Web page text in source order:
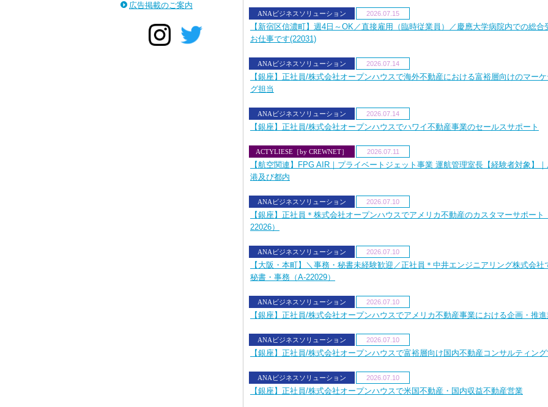
広告掲載のご案内
ANAビジネスソリューション 2026.07.15
【新宿区信濃町】週4日～OK／直接雇用（臨時従業員）／慶應大学病院内での総合
お仕事です(22031)
ANAビジネスソリューション 2026.07.14
【銀座】正社員/株式会社オープンハウスで海外不動産における富裕層向けのマー
グ担当
ANAビジネスソリューション 2026.07.14
【銀座】正社員/株式会社オープンハウスでハワイ不動産事業のセールスサポート
ACTYLIESE［by CREWNET］ 2026.07.11
【航空関連】FPG AIR｜プライベートジェット事業 運航管理室長【経験者対象】
港及び都内
ANAビジネスソリューション 2026.07.10
【銀座】正社員＊株式会社オープンハウスでアメリカ不動産のカスタマーサポート
22026）
ANAビジネスソリューション 2026.07.10
【大阪・本町】＼事務・秘書未経験歓迎／正社員＊中井エンジニアリング株式会社
秘書・事務（A-22029）
ANAビジネスソリューション 2026.07.10
【銀座】正社員/株式会社オープンハウスでアメリカ不動産事業における企画・推
ANAビジネスソリューション 2026.07.10
【銀座】正社員/株式会社オープンハウスで富裕層向け国内不動産コンサルティン
ANAビジネスソリューション 2026.07.10
【銀座】正社員/株式会社オープンハウスで米国不動産・国内収益不動産営業